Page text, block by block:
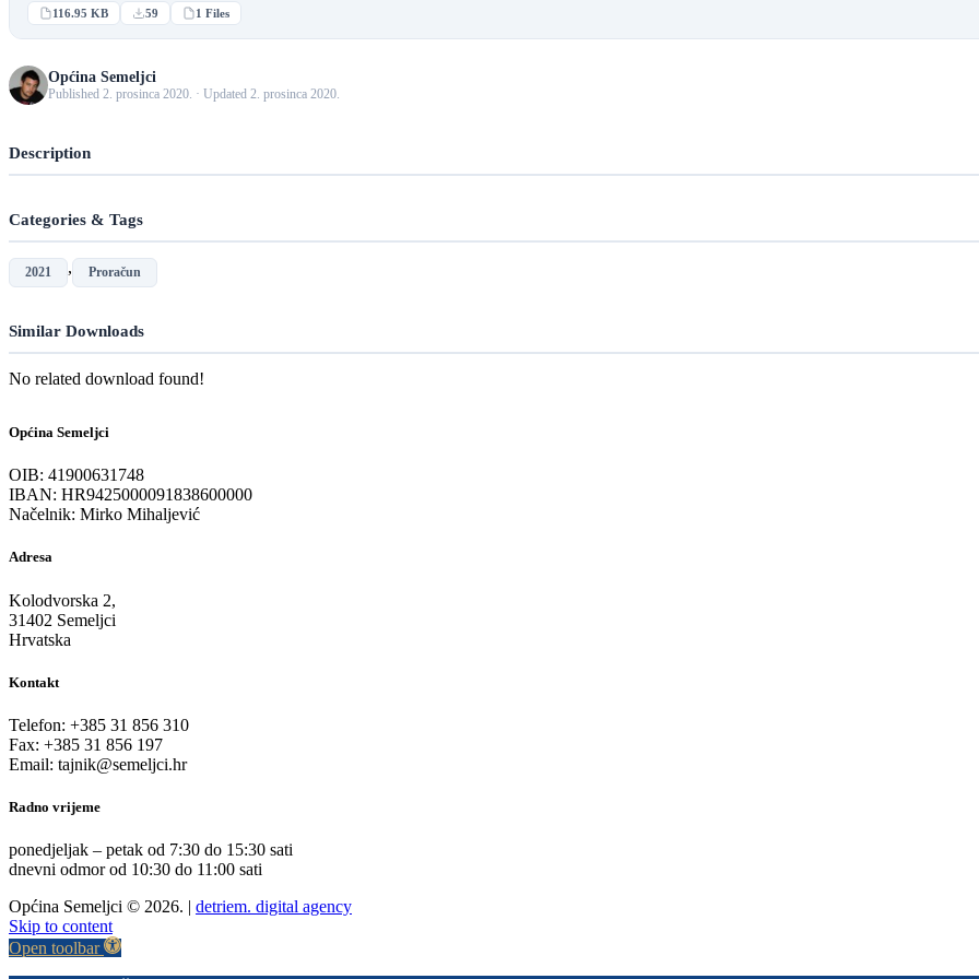
116.95 KB 59 1 Files
Općina Semeljci
Published 2. prosinca 2020. · Updated 2. prosinca 2020.
Description
Categories & Tags
2021 , Proračun
Similar Downloads
No related download found!
Općina Semeljci
OIB: 41900631748
IBAN: HR9425000091838600000
Načelnik: Mirko Mihaljević
Adresa
Kolodvorska 2,
31402 Semeljci
Hrvatska
Kontakt
Telefon: +385 31 856 310
Fax: +385 31 856 197
Email: tajnik@semeljci.hr
Radno vrijeme
ponedjeljak – petak od 7:30 do 15:30 sati
dnevni odmor od 10:30 do 11:00 sati
Općina Semeljci © 2026. | detriem. digital agency
Skip to content
Open toolbar